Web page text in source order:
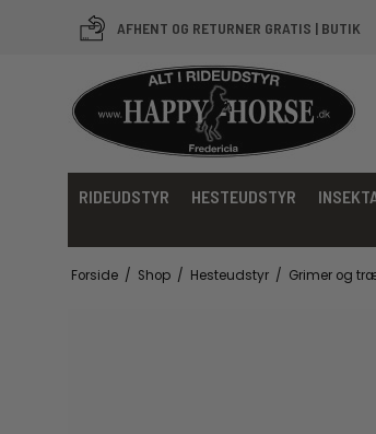
AFHENT OG RETURNER GRATIS | BUTIK
RIDEUDSTYR HESTEUDSTYR
Forside / Shop / Hesteudstyr / Grimer og